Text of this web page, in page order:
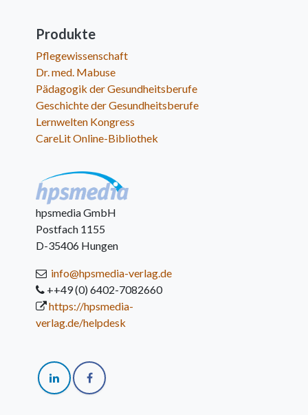
Produkte
Pflegewissenschaft
Dr. med. Mabuse
Pädagogik der Gesundheitsberufe
Geschichte der Gesundheitsberufe
Lernwelten Kongress
CareLit Online-Bibliothek
hpsmedia GmbH
Postfach 1155
D-35406 Hungen
info@hpsmedia-verlag.de
++49 (0) 6402-7082660
https://hpsmedia-
verlag.de/helpdesk